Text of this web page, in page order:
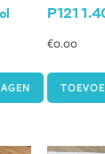
P121
€0.00